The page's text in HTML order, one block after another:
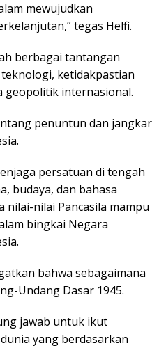
mewujudkan
tegas Helfi.
berbagai tantangan
ketidakpastian
geopolitik internasional.
penuntun dan jangkar
persatuan di tengah
budaya, dan bahasa
nilai-nilai Pancasila mampu
bingkai Negara
bahwa sebagaimana
Undang Dasar 1945.
jawab untuk ikut
yang berdasarkan